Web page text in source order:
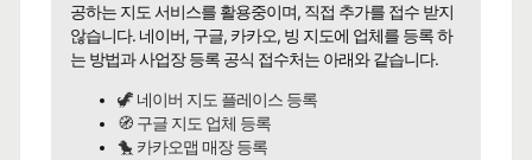
공하는 지도 서비스를 활용중이며, 직접 추가를 접수 받지
않습니다. 네이버, 구글, 카카오, 빙 지도에 업체를 등록 하
는 방법과 사업장 등록 공식 접수처는 아래와 같습니다.
🦖 네이버 지도 플레이스 등록
🧭 구글 지도 업체 등록
🐤 카카오맵 매장 등록